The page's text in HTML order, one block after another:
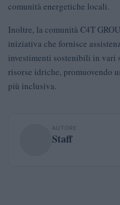
comunità energetiche locali.
Inoltre, la comunità C4T
iniziativa che fornisce
investimenti sostenibili in vari
risorse idriche, promuovendo
più inclusiva.
AUTORE
Staff